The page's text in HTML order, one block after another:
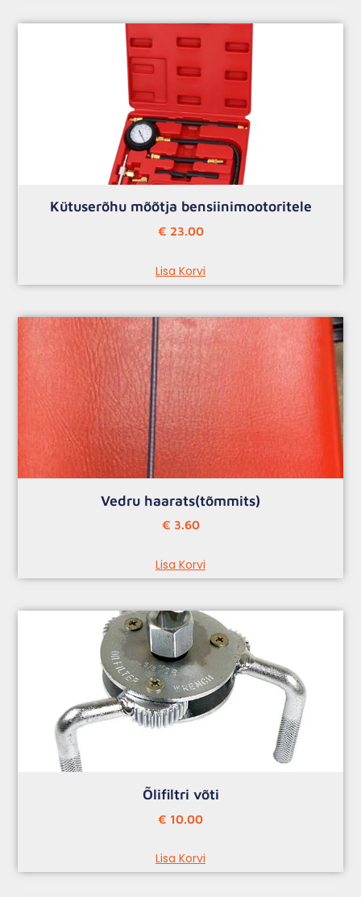
Kütuserõhu mõõtja bensiinimootoritele
€ 23.00
Lisa Korvi
Vedru haarats(tõmmits)
€ 3.60
Lisa Korvi
Õlifiltri võti
€ 10.00
Lisa Korvi